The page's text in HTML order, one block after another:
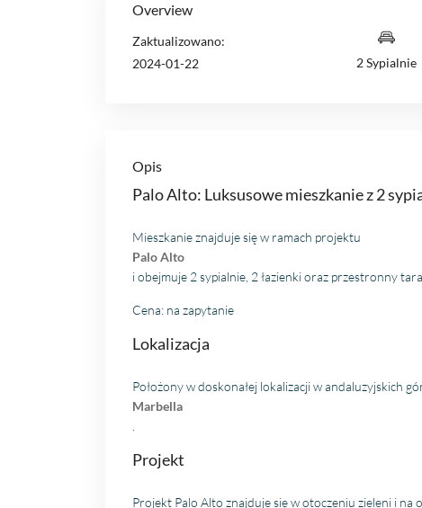
Overview
Zaktualizowano:
2024-01-22
2 Sypialnie
Opis
Palo Alto: Luksusowe mieszkanie z 2
Mieszkanie znajduje się w ramach projektu
Palo Alto
i obejmuje 2 sypialnie, 2 łazienki oraz przestronny
Cena: na zapytanie
Lokalizacja
Położony w doskonałej lokalizacji w andaluzyjskich
Marbella
Projekt
Projekt Palo Alto znajduje się w otoczeniu zieleni i na